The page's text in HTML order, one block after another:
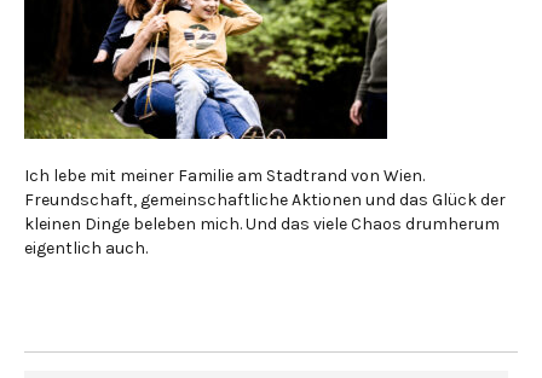
Ich lebe mit meiner Familie am Stadtrand von Wien.
Freundschaft, gemeinschaftliche Aktionen und das Glück der
kleinen Dinge beleben mich. Und das viele Chaos drumherum
eigentlich auch.